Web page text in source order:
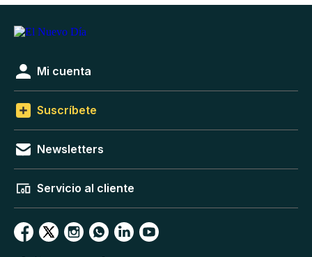
Mi cuenta
Suscríbete
Newsletters
Servicio al cliente